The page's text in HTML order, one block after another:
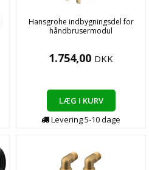
Hansgrohe indbygningsdel for
håndbrusermodul
1.754,00 DKK
LÆG I KURV
Levering5-10dage